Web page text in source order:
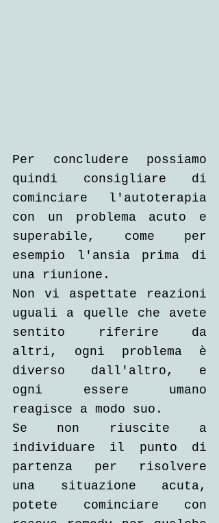
Per concludere possiamo
quindi consigliare di
cominciare l'autoterapia
con un problema acuto e
superabile, come per
esempio l'ansia prima di
una riunione.
Non vi aspettate reazioni
uguali a quelle che avete
sentito riferire da
altri, ogni problema è
diverso dall'altro, e
ogni essere umano
reagisce a modo suo.
Se non riuscite a
individuare il punto di
partenza per risolvere
una situazione acuta,
potete cominciare con